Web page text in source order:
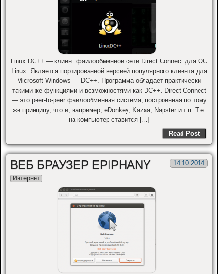
Linux DC++ — клиент файлообменной сети Direct Connect для ОС
Linux. Является портированной версией популярного клиента для
Microsoft Windows — DC++. Программа обладает практически
такими же функциями и возможностями как DC++. Direct Connect
— это peer-to-peer файлообменная система, построенная по тому
же принципу, что и, например, eDonkey, Kazaa, Napster и т.п. Т.е.
на компьютер ставится […]
Read Post
ВЕБ БРАУЗЕР EPIPHANY 14.10.2014
Интернет